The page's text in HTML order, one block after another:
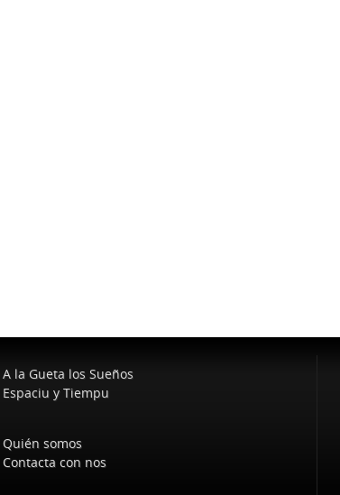
A la Gueta los Sueños
Espaciu y Tiempu
Quién somos
Contacta con nos